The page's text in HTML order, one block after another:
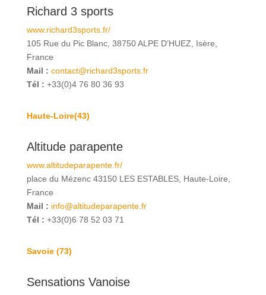
Richard 3 sports
www.richard3sports.fr/
105 Rue du Pic Blanc, 38750 ALPE D’HUEZ, Isère,
France
Mail : contact@richard3sports.fr
Tél : +33(0)4 76 80 36 93
Haute-Loire(43)
Altitude parapente
www.altitudeparapente.fr/
place du Mézenc 43150 LES ESTABLES, Haute-Loire,
France
Mail : info@altitudeparapente.fr
Tél : +33(0)6 78 52 03 71
Savoie (73)
Sensations Vanoise